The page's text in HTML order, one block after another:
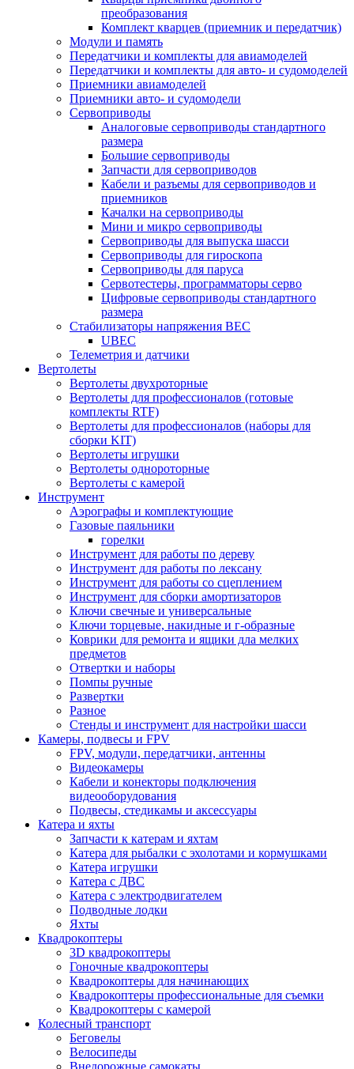
преобразования
Комплект кварцев (приемник и передатчик)
Модули и память
Передатчики и комплекты для авиамоделей
Передатчики и комплекты для авто- и судомоделей
Приемники авиамоделей
Приемники авто- и судомодели
Сервоприводы
Аналоговые сервоприводы стандартного
размера
Большие сервоприводы
Запчасти для сервоприводов
Кабели и разъемы для сервоприводов и
приемников
Качалки на сервоприводы
Мини и микро сервоприводы
Сервоприводы для выпуска шасси
Сервоприводы для гироскопа
Сервоприводы для паруса
Сервотестеры, программаторы серво
Цифровые сервоприводы стандартного
размера
Стабилизаторы напряжения BEC
UBEC
Телеметрия и датчики
Вертолеты
Вертолеты двухроторные
Вертолеты для профессионалов (готовые
комплекты RTF)
Вертолеты для профессионалов (наборы для
сборки KIT)
Вертолеты игрушки
Вертолеты однороторные
Вертолеты с камерой
Инструмент
Аэрографы и комплектующие
Газовые паяльники
горелки
Инструмент для работы по дереву
Инструмент для работы по лексану
Инструмент для работы со сцеплением
Инструмент для сборки амортизаторов
Ключи свечные и универсальные
Ключи торцевые, накидные и г-образные
Коврики для ремонта и ящики дла мелких
предметов
Отвертки и наборы
Помпы ручные
Развертки
Разное
Стенды и инструмент для настройки шасси
Камеры, подвесы и FPV
FPV, модули, передатчики, антенны
Видеокамеры
Кабели и конекторы подключения
видеооборудования
Подвесы, стедикамы и аксессуары
Катера и яхты
Запчасти к катерам и яхтам
Катера для рыбалки с эхолотами и кормушками
Катера игрушки
Катера с ДВС
Катера с электродвигателем
Подводные лодки
Яхты
Квадрокоптеры
3D квадрокоптеры
Гоночные квадрокоптеры
Квадрокоптеры для начинающих
Квадрокоптеры профессиональные для съемки
Квадрокоптеры с камерой
Колесный транспорт
Беговелы
Велосипеды
Внедорожные самокаты